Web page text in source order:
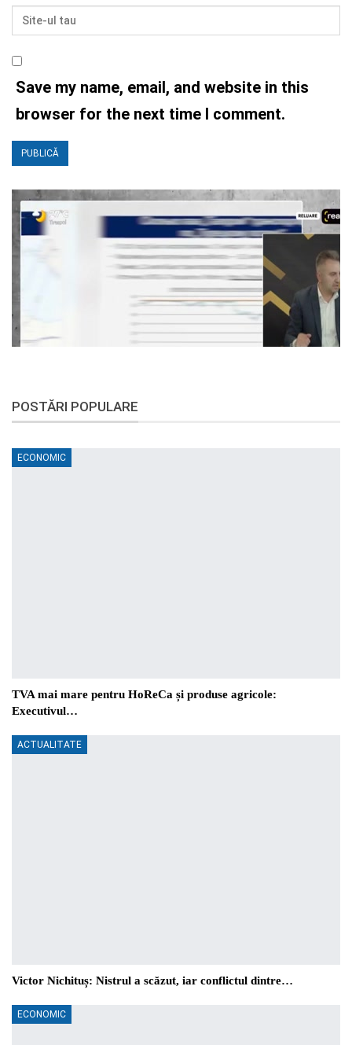
Save my name, email, and website in this
browser for the next time I comment.
POSTĂRI POPULARE
ECONOMIC
TVA mai mare pentru HoReCa și produse agricole:
Executivul…
ACTUALITATE
Victor Nichituș: Nistrul a scăzut, iar conflictul dintre…
ECONOMIC